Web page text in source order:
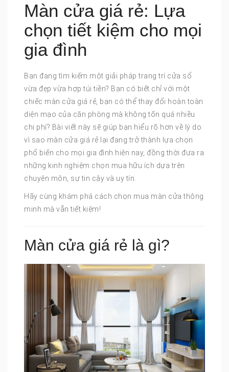
Màn cửa giá rẻ: Lựa
chọn tiết kiệm cho mọi
gia đình
Bạn đang tìm kiếm một giải pháp trang trí cửa sổ
vừa đẹp vừa hợp túi tiền? Bạn có biết chỉ với một
chiếc màn cửa giá rẻ, bạn có thể thay đổi hoàn toàn
diện mạo của căn phòng mà không tốn quá nhiều
chi phí? Bài viết này sẽ giúp bạn hiểu rõ hơn về lý do
vì sao màn cửa giá rẻ lại đang trở thành lựa chọn
phổ biến cho mọi gia đình hiện nay, đồng thời đưa ra
những kinh nghiệm chọn mua hữu ích dựa trên
chuyên môn, sự tin cậy và uy tín.
Hãy cùng khám phá cách chọn mua màn cửa thông
minh mà vẫn tiết kiệm!
Màn cửa giá rẻ là gì?